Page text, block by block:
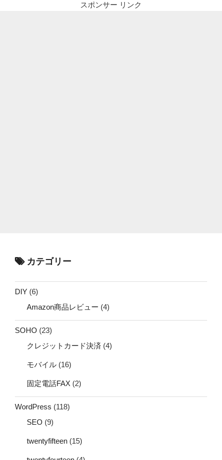
スポンサー リンク
カテゴリー
DIY (6)
Amazon商品レビュー (4)
SOHO (23)
クレジットカード決済 (4)
モバイル (16)
固定電話FAX (2)
WordPress (118)
SEO (9)
twentyfifteen (15)